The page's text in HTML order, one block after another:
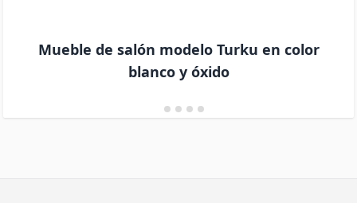
Mueble de salón modelo Turku en color
blanco y óxido